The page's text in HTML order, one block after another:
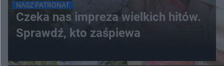
NASZ PATRONAT
Czeka nas impreza wielkich hitów.
Sprawdź, kto zaśpiewa